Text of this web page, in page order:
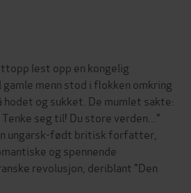
lest opp en kongelig
gamle menn stod i flokken omkring
og sukket. De mumlet sakte:
Tenke seg til! Du store verden..."
ungarsk-født britisk forfatter,
og spennende
revolusjon, deriblant "Den